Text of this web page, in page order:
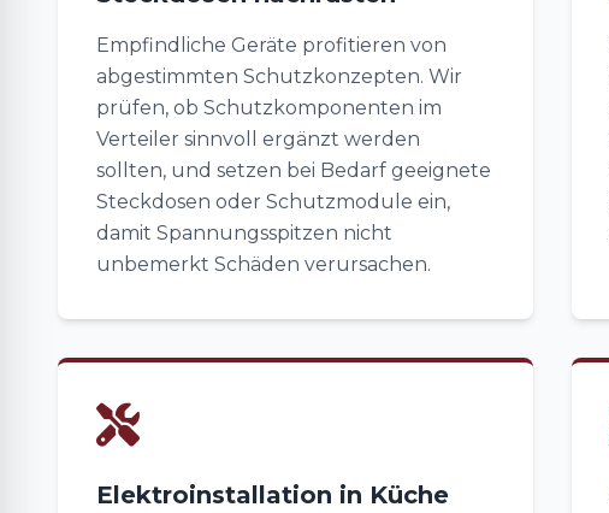
Empfindliche Geräte profitieren von
abgestimmten Schutzkonzepten. Wir
prüfen, ob Schutzkomponenten im
Verteiler sinnvoll ergänzt werden
sollten, und setzen bei Bedarf geeignete
Steckdosen oder Schutzmodule ein,
damit Spannungsspitzen nicht
unbemerkt Schäden verursachen.
Elektroinstallation in Küche